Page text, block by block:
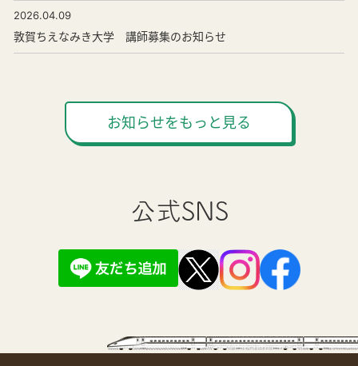
2026.04.09
敦賀ちえなみき大学 講師募集のお知らせ
お知らせをもっと見る
公式SNS